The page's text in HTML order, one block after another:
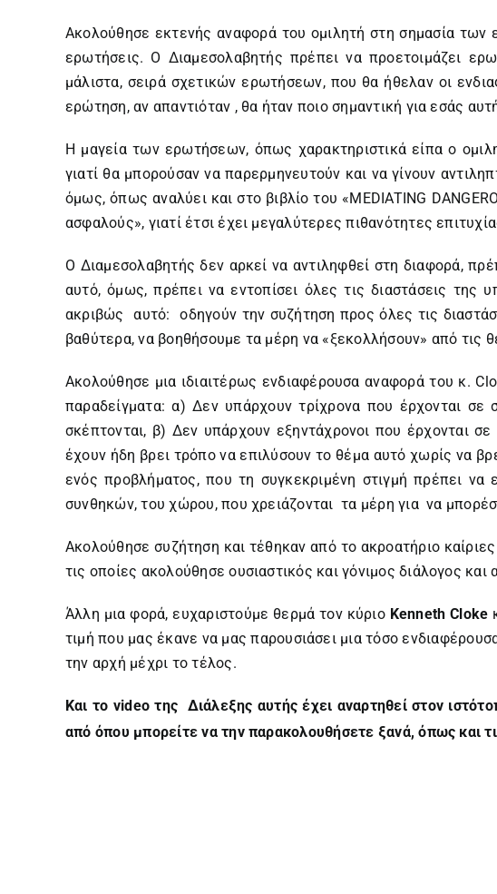
Ακολούθησε εκτενής αναφορά του ομιλητή στη σημασία των
ερωτήσεις. Ο Διαμεσολαβητής πρέπει να προετοιμάζει
μάλιστα, σειρά σχετικών ερωτήσεων, που θα ήθελαν οι
ερώτηση, αν απαντιόταν , θα ήταν ποιο σημαντική για εσάς
Η μαγεία των ερωτήσεων, όπως χαρακτηριστικά είπα ο
γιατί θα μπορούσαν να παρερμηνευτούν και να γίνουν
όμως, όπως αναλύει και στο βιβλίο του «MEDIATING
ασφαλούς», γιατί έτσι έχει μεγαλύτερες πιθανότητες
Ο Διαμεσολαβητής δεν αρκεί να αντιληφθεί στη διαφορά,
αυτό, όμως, πρέπει να εντοπίσει όλες τις διαστάσεις
ακριβώς αυτό: οδηγούν την συζήτηση προς όλες τις
βαθύτερα, να βοηθήσουμε τα μέρη να «ξεκολλήσουν» από τις
Ακολούθησε μια ιδιαιτέρως ενδιαφέρουσα αναφορά του κ.
παραδείγματα: α) Δεν υπάρχουν τρίχρονα που έρχονται σε
σκέπτονται, β) Δεν υπάρχουν εξηντάχρονοι που έρχονται
έχουν ήδη βρει τρόπο να επιλύσουν το θέμα αυτό χωρίς να
ενός προβλήματος, που τη συγκεκριμένη στιγμή πρέπει να
συνθηκών, του χώρου, που χρειάζονται τα μέρη για να
Ακολούθησε συζήτηση και τέθηκαν από το ακροατήριο
τις οποίες ακολούθησε ουσιαστικός και γόνιμος διάλογος
Άλλη μια φορά, ευχαριστούμε θερμά τον κύριο Kenneth Cloke
τιμή που μας έκανε να μας παρουσιάσει μια τόσο
την αρχή μέχρι το τέλος.
Και το video της Διάλεξης αυτής έχει αναρτηθεί στον
από όπου μπορείτε να την παρακολουθήσετε ξανά, όπως και